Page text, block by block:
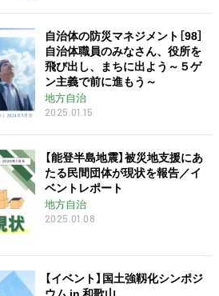
自治体の防災マネジメント［98］
自治体職員のみなさん、役所を
飛び出し、まちに出よう～５ゲ
ン主義で前に進もう～
地方自治
2025.01.15
【能登半島地震】被災地支援にあ
たる民間団体が現状を報告／イ
ベントレポート
地方自治
2025.01.08
【イベント】国土強靱化シンポジ